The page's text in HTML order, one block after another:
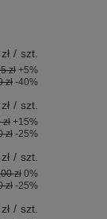
/ szt.
zł +5%
zł -40%
/ szt.
+15%
zł -25%
/ szt.
zł 0%
zł -25%
/ szt.